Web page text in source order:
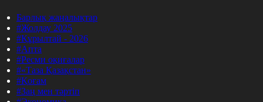
Барлық жаңалықтар
#Жолдау 2025
#Құрылтай - 2026
#Апта
#Ресми оқиғалар
#«Таза Қазақстан»
#Қоғам
#Заң мен тәртіп